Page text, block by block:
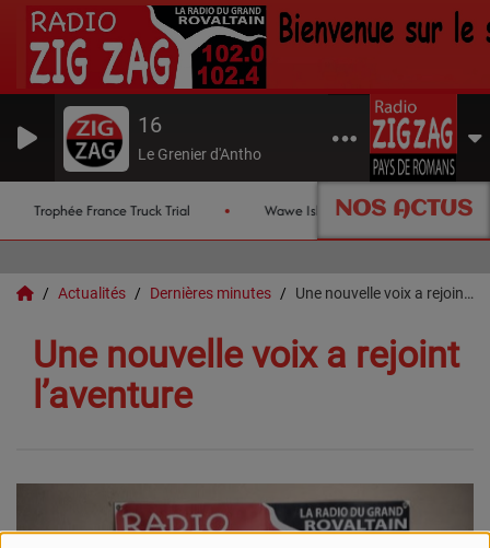
16
Le Grenier d'Antho
NOS ACTUS
Trophée France Truck Trial Wawe Island Les
Actualités Dernières minutes Une nouvelle voix a rejoint l’aventure
Une nouvelle voix a rejoint
l’aventure